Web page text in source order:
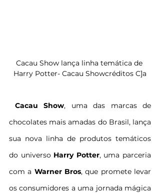
Cacau Show lança linha temática de
Harry Potter- Cacau Showcréditos C]a
Cacau Show, uma das marcas de
chocolates mais amadas do Brasil, lança
sua nova linha de produtos temáticos
do universo Harry Potter, uma parceria
com a Warner Bros, que promete levar
os consumidores a uma jornada mágica